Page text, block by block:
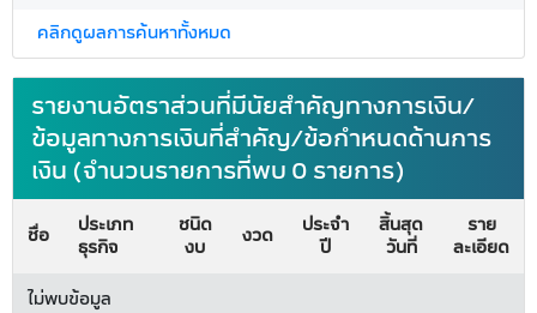
คลิกดูผลการค้นหาทั้งหมด
รายงานอัตราส่วนที่มีนัยสำคัญทางการเงิน/
ข้อมูลทางการเงินที่สำคัญ/ข้อกำหนดด้านการ
เงิน (จำนวนรายการที่พบ 0 รายการ)
ชื่อ
ประเภท
ธุรกิจ
ชนิด
งบ
งวด
ประจำ
ปี
สิ้นสุด
วันที่
ราย
ละเอียด
ไม่พบข้อมูล